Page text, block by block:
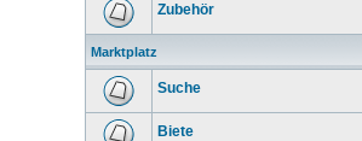
Zubehör
Marktplatz
Suche
Biete